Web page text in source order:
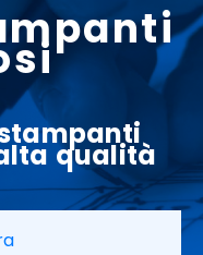
qualità